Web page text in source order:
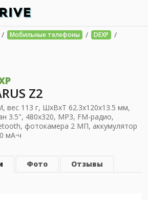
/ Мобильные телефоны / DEXP /
Z2
вес 113 г, ШхВхТ 62.3x120x13.5 мм,
3.5", 480x320, MP3, FM-радио,
фотокамера 2 МП, аккумулятор
мА⋅ч
Фото Отзывы